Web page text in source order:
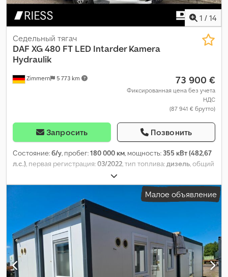
1 / 14
Zimmern 5 773 km
Седельный тягач
DAF XG 480 FT LED Intarder Kamera
Hydraulik
73 900 €
Фиксированная цена без учета
НДС
(87 941 € брутто)
Запросить Позвонить
Состояние:б/у, пробег:180 000 км, мощность: 355 кВт (482,67
л.с.), первая регистрация:03/2022, тип топлива:дизель, общий
ретардер
автоматический, класс выбросов:Евро 6, Оборудование:
отопитель стояночный, сажевый фильтр, электронная
программа стабилизации (ESP)
Малое объявление